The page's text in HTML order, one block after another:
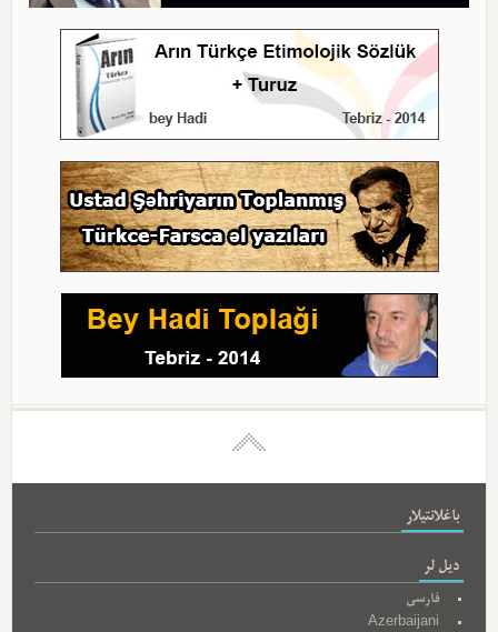
باغلانتیلار
دیل لر
فارسی
Azerbaijani